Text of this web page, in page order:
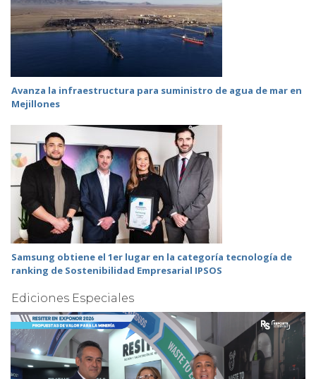
Avanza la infraestructura para suministro de agua de mar en
Mejillones
Samsung obtiene el 1er lugar en la categoría tecnología de
ranking de Sostenibilidad Empresarial IPSOS
Ediciones Especiales